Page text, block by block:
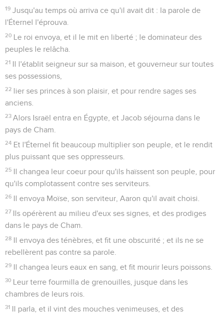
19 Jusqu'au temps où arriva ce qu'il avait dit : la parole de
l'Éternel l'éprouva.
20 Le roi envoya, et il le mit en liberté ; le dominateur des
peuples le relâcha.
21 Il l'établit seigneur sur sa maison, et gouverneur sur toutes
ses possessions,
22 lier ses princes à son plaisir, et pour rendre sages ses
anciens.
23 Alors Israël entra en Égypte, et Jacob séjourna dans le
pays de Cham.
24 Et l'Éternel fit beaucoup multiplier son peuple, et le rendit
plus puissant que ses oppresseurs.
25 Il changea leur coeur pour qu'ils haïssent son peuple, pour
qu'ils complotassent contre ses serviteurs.
26 Il envoya Moïse, son serviteur, Aaron qu'il avait choisi.
27 Ils opérèrent au milieu d'eux ses signes, et des prodiges
dans le pays de Cham.
28 Il envoya des ténèbres, et fit une obscurité ; et ils ne se
rebellèrent pas contre sa parole.
29 Il changea leurs eaux en sang, et fit mourir leurs poissons.
30 Leur terre fourmilla de grenouilles, jusque dans les
chambres de leurs rois.
31 Il parla, et il vint des mouches venimeuses, et des